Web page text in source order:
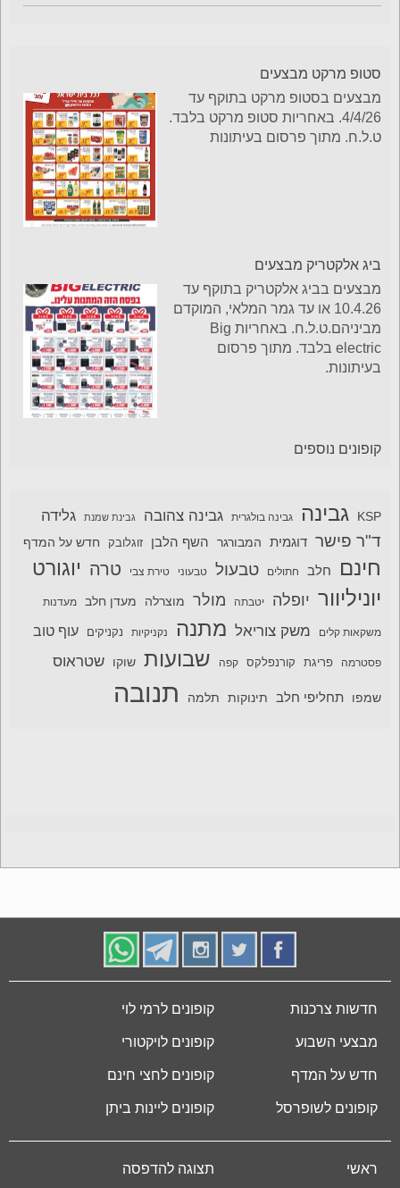
סטופ מרקט מבצעים
מבצעים בסטופ מרקט בתוקף עד
4/4/26. באחריות סטופ מרקט בלבד.
ט.ל.ח. מתוך פרסום בעיתונות
ביג אלקטריק מבצעים
מבצעים בביג אלקטריק בתוקף עד
10.4.26 או עד גמר המלאי, המוקדם
מביניהם.ט.ל.ח. באחריות Big
electric בלבד. מתוך פרסום
בעיתונות.
קופונים נוספים
KSP גבינה גבינה בולגרית גבינה צהובה גבינת שמנת גלידה
ד"ר פישר דוגמית המבורגר השף הלבן זוגלובק חדש על המדף
חינם חלב חתולים טבעול טבעוני טירת צבי טרה יוגורט
יוניליוור יופלה יטבתה מולר מוצרלה מעדן חלב מעדנות
משקאות קלים משק צוריאל מתנה נקניקיות נקניקים עוף טוב
פסטרמה פריגת קורנפלקס קפה שבועות שוקו שטראוס
שמפו תחליפי חלב תינוקות תלמה תנובה
חדשות צרכנות
מבצעי השבוע
חדש על המדף
קופונים לשופרסל
קופונים לרמי לוי
קופונים לויקטורי
קופונים לחצי חינם
קופונים ליינות ביתן
ראשי תצוגה להדפסה